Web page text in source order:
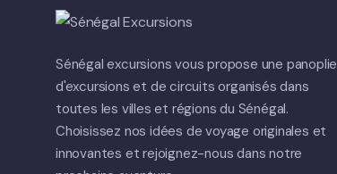
Sénégal excursions vous propose une panoplie
d'excursions et de circuits organisés dans
toutes les villes et régions du Sénégal.
Choisissez nos idées de voyage originales et
innovantes et rejoignez-nous dans notre